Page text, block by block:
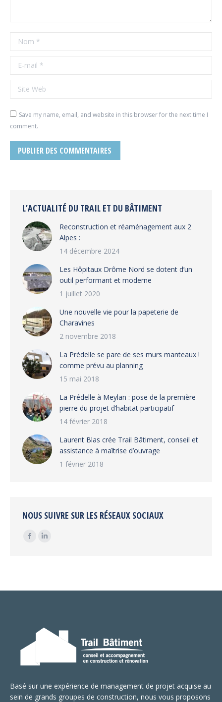
Nom *
E-mail *
Site Web
Save my name, email, and website in this browser for the next time I
comment.
PUBLIER DES COMMENTAIRES
L’ACTUALITÉ DU TRAIL ET DU BÂTIMENT
Reconstruction et réaménagement aux 2
Alpes :
14 décembre 2024
Les Hôpitaux Drôme Nord se dotent d’un
outil performant et moderne
1 juillet 2020
Une nouvelle vie pour la papeterie de
Charavines
2 novembre 2018
La Prédelle se pare de ses murs manteaux !
comme prévu au planning
15 mai 2018
La Prédelle à Meylan : pose de la première
pierre du projet d’habitat participatif
14 février 2018
Laurent Blas crée Trail Bâtiment, conseil et
assistance à maîtrise d’ouvrage
1 février 2018
NOUS SUIVRE SUR LES RÉSEAUX SOCIAUX
Trouvez nous sur :
Facebook
new
LinkedIn
new
Basé sur une expérience de management de projet acquise au
sein de grands groupes de construction, nous vous proposons